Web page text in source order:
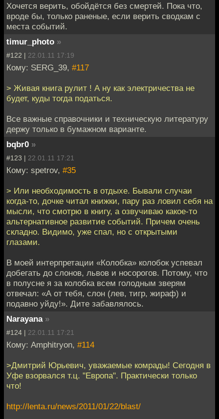
Хочется верить, обойдётся без смертей. Пока что,
вроде бы, только раненые, если верить сводкам с
места событий.
timur_photo »
#122 | 22.01.11 17:19
Кому: SERG_39, #117
> Живая книга рулит ! А ну как электричества не
будет, куды тогда податься.
Все важные справочники и техническую литературу
держу только в бумажном варианте.
bqbr0 »
#123 | 22.01.11 17:21
Кому: spetrov, #35
> Или необходимость в отдыхе. Бывали случаи
когда-то, дочке читал книжки, пару раз ловил себя на
мысли, что смотрю в книгу, а озвучиваю какое-то
альтернативное развитие событий. Причем очень
складно. Видимо, уже спал, но с открытыми
глазами.
В моей интерпретации «Колобка» колобок успевал
добегать до слонов, львов и носорогов. Потому, что
в полусне я за колобка всем голодным зверям
отвечал: «А от тебя, слон (лев, тигр, жираф) и
подавно уйду!». Дите забавлялось.
Narayana »
#124 | 22.01.11 17:21
Кому: Amphitryon, #114
>Дмитрий Юрьевич, уважаемые комрады! Сегодня в
Уфе взорвался т.ц. "Европа". Практически только
что!
http://lenta.ru/news/2011/01/22/blast/